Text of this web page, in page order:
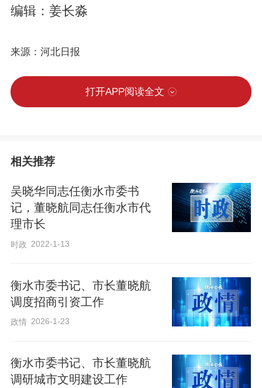
编辑：姜长淼
来源：河北日报
打开APP阅读全文
相关推荐
吴晓华同志任衡水市委书
记，董晓航同志任衡水市代
理市长
时政 2022-1-13
衡水市委书记、市长董晓航
调度招商引资工作
政情 2026-1-23
衡水市委书记、市长董晓航
调研城市文明建设工作